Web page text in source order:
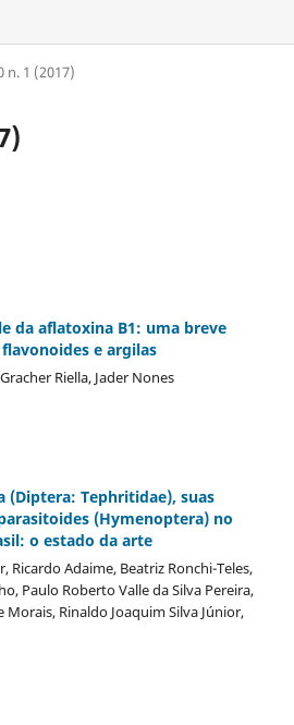
n. 1 (2017)
da aflatoxina B1: uma breve
e argilas
Riella, Jader Nones
(Diptera: Tephritidae), suas
(Hymenoptera) no
o estado da arte
Ricardo Adaime, Beatriz Ronchi-Teles,
Paulo Roberto Valle da Silva Pereira,
Morais, Rinaldo Joaquim Silva Júnior,